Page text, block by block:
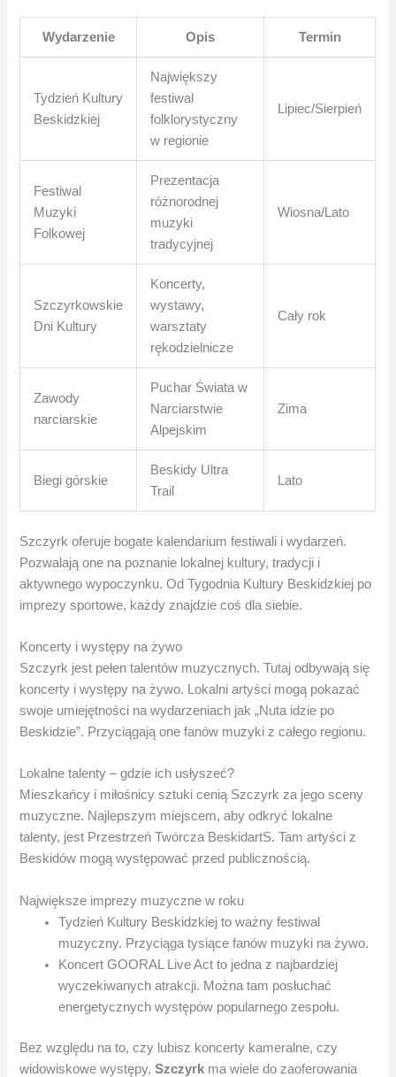
Wydarzenie Opis Termin
Tydzień Kultury
Beskidzkiej
Największy
festiwal
folklorystyczny
w regionie
Lipiec/Sierpień
Festiwal
Muzyki
Folkowej
Prezentacja
różnorodnej
muzyki
tradycyjnej
Wiosna/Lato
Szczyrkowskie
Dni Kultury
Koncerty,
wystawy,
warsztaty
rękodzielnicze
Cały rok
Zawody
narciarskie
Puchar Świata w
Narciarstwie
Alpejskim
Zima
Biegi górskie
Beskidy Ultra
Trail
Lato
Szczyrk oferuje bogate kalendarium festiwali i wydarzeń.
Pozwalają one na poznanie lokalnej kultury, tradycji i
aktywnego wypoczynku. Od Tygodnia Kultury Beskidzkiej po
imprezy sportowe, każdy znajdzie coś dla siebie.
Koncerty i występy na żywo
Szczyrk jest pełen talentów muzycznych. Tutaj odbywają się
koncerty i występy na żywo. Lokalni artyści mogą pokazać
swoje umiejętności na wydarzeniach jak „Nuta idzie po
Beskidzie”. Przyciągają one fanów muzyki z całego regionu.
Lokalne talenty – gdzie ich usłyszeć?
Mieszkańcy i miłośnicy sztuki cenią Szczyrk za jego sceny
muzyczne. Najlepszym miejscem, aby odkryć lokalne
talenty, jest Przestrzeń Twórcza BeskidartS. Tam artyści z
Beskidów mogą występować przed publicznością.
Największe imprezy muzyczne w roku
Tydzień Kultury Beskidzkiej to ważny festiwal
muzyczny. Przyciąga tysiące fanów muzyki na żywo.
Koncert GOORAL Live Act to jedna z najbardziej
wyczekiwanych atrakcji. Można tam posłuchać
energetycznych występów popularnego zespołu.
Bez względu na to, czy lubisz koncerty kameralne, czy
widowiskowe występy,Szczyrk ma wiele do zaoferowania